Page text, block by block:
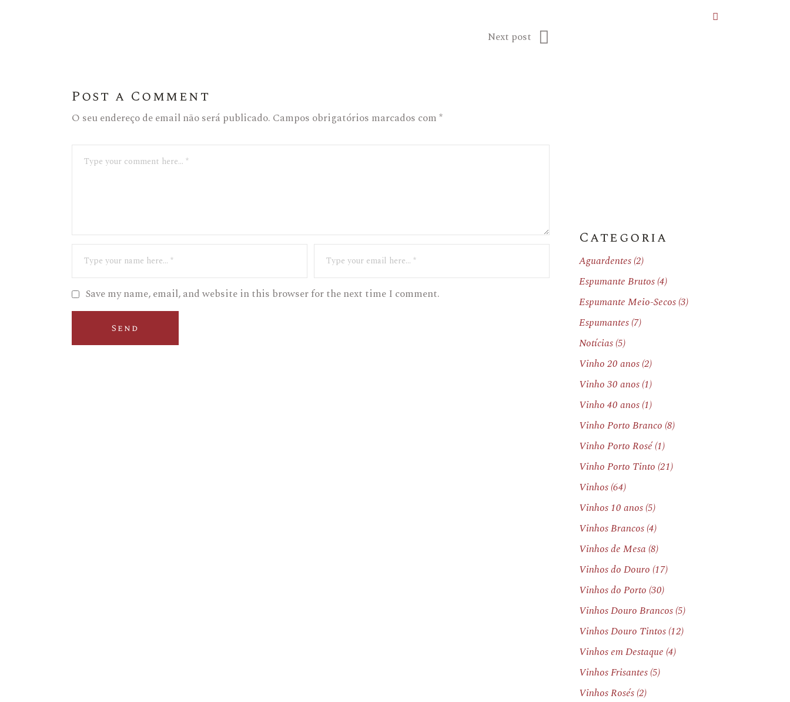
Next post
Post a Comment
O seu endereço de email não será publicado. Campos obrigatórios marcados com*
Save my name, email, and website in this browser for the next time I comment.
Categoria
Aguardentes(2)
Espumante Brutos(4)
Espumante Meio-Secos(3)
Espumantes(7)
Notícias(5)
Vinho 20 anos(2)
Vinho 30 anos(1)
Vinho 40 anos(1)
Vinho Porto Branco (8)
Vinho Porto Rosé(1)
Vinho Porto Tinto (21)
Vinhos(64)
Vinhos 10 anos(5)
Vinhos Brancos(4)
Vinhos de Mesa (8)
Vinhos do Douro (17)
Vinhos do Porto (30)
Vinhos Douro Brancos(5)
Vinhos Douro Tintos(12)
Vinhos em Destaque (4)
Vinhos Frisantes(5)
Vinhos Rosés(2)